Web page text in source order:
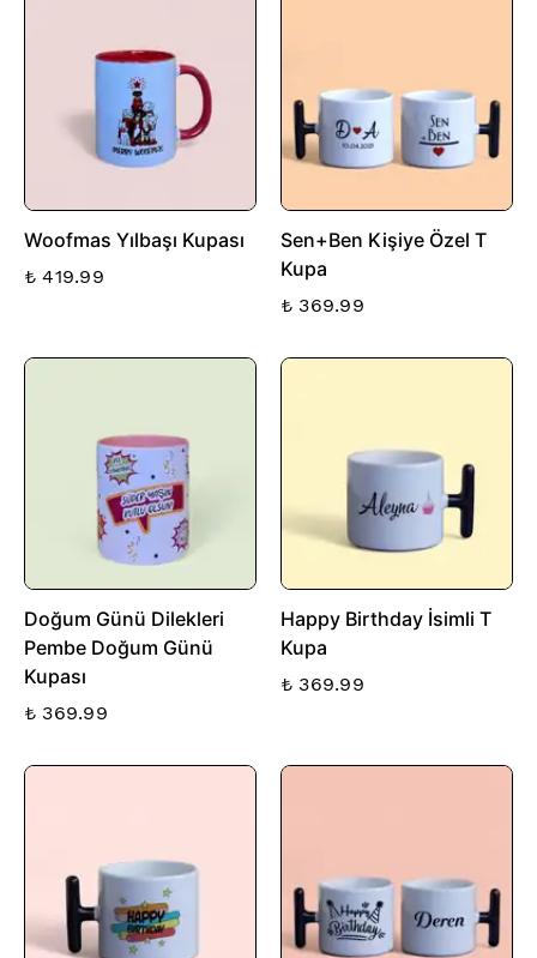
Woofmas Yılbaşı Kupası
₺ 419.99
Sen+Ben Kişiye Özel T
Kupa
₺ 369.99
Doğum Günü Dilekleri
Pembe Doğum Günü
Kupası
₺ 369.99
Happy Birthday İsimli T
Kupa
₺ 369.99